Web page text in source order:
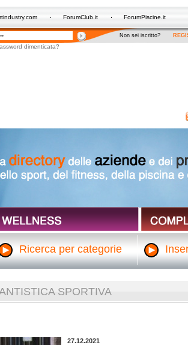
ForumClub.it ForumPiscine.it
Non sei iscritto?
dimenticata?
Ricerca per categorie
SPORTIVA
27.12.2021